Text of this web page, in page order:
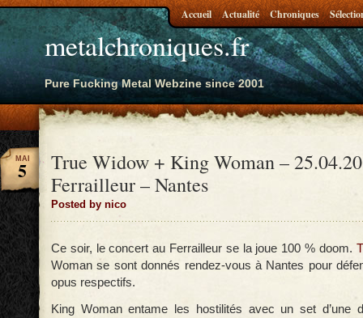
metalchroniques.fr
Pure Fucking Metal Webzine since 2001
Accueil Actualité Chroniques
True Widow + King Woman –
Ferrailleur – Nantes
Posted by nico
MAI
5
Ce soir, le concert au Ferrailleur se la joue 100 % doom.
Woman se sont donnés rendez-vous à Nantes pour
opus respectifs.
King Woman entame les hostilités avec un set d’une